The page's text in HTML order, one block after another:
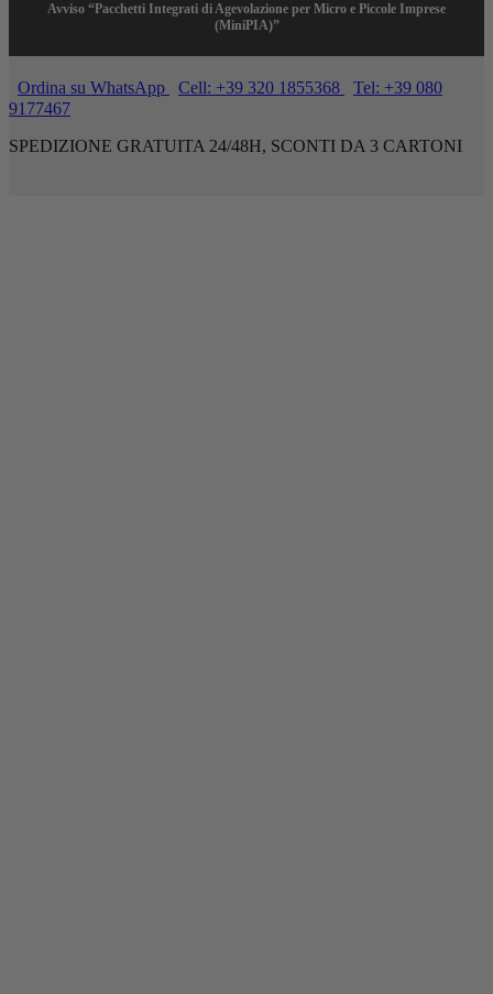
Avviso “Pacchetti Integrati di Agevolazione per Micro e Piccole Imprese
(MiniPIA)”
Ordina su WhatsApp Cell: +39 320 1855368
Tel: +39 080
9177467
SPEDIZIONE GRATUITA 24/48H, SCONTI DA 3 CARTONI